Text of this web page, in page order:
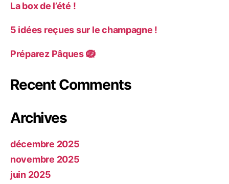
La box de l’été !
5 idées reçues sur le champagne !
Préparez Pâques 🪺
Recent Comments
Archives
décembre 2025
novembre 2025
juin 2025